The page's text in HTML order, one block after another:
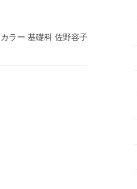
ラー 基礎科 佐野容子